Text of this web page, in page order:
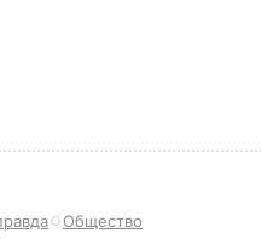
Общество